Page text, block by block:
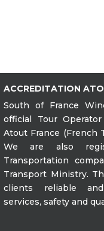
ACCREDITATION
South of France
official Tour
Atout France (French
We are also
Transportation
Transport Ministry.
clients reliable
services, safety and